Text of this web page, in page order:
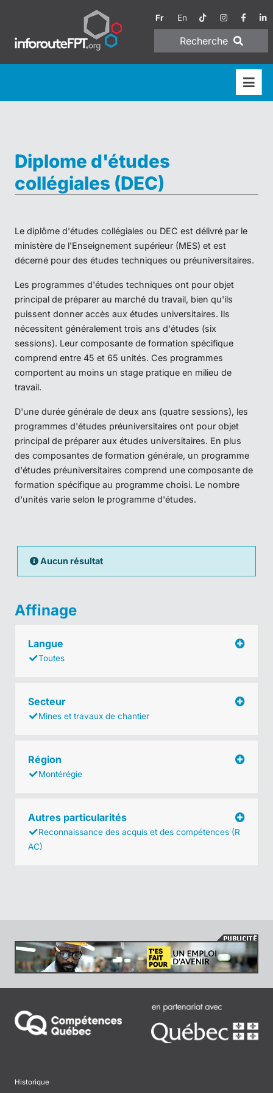
Fr En
Recherche
Diplome d'études
collégiales (DEC)
Le diplôme d'études collégiales ou DEC est délivré par le
ministère de l'Enseignement supérieur (MES) et est
décerné pour des études techniques ou préuniversitaires.
Les programmes d'études techniques ont pour objet
principal de préparer au marché du travail, bien qu'ils
puissent donner accès aux études universitaires. Ils
nécessitent généralement trois ans d'études (six
sessions). Leur composante de formation spécifique
comprend entre 45 et 65 unités. Ces programmes
comportent au moins un stage pratique en milieu de
travail.
D'une durée générale de deux ans (quatre sessions), les
programmes d'études préuniversitaires ont pour objet
principal de préparer aux études universitaires. En plus
des composantes de formation générale, un programme
d'études préuniversitaires comprend une composante de
formation spécifique au programme choisi. Le nombre
d'unités varie selon le programme d'études.
Aucun résultat
Affinage
Langue
Toutes
Secteur
Mines et travaux de chantier
Région
Montérégie
Autres particularités
Reconnaissance des acquis et des compétences (R
AC)
Historique